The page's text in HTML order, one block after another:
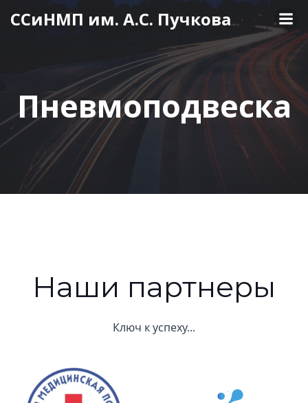
к
содержимому
ССиНМП им. А.С. Пучкова
Пневмоподвеска
Наши партнеры
Ключ к успеху...